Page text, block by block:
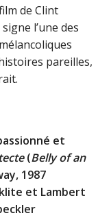
de Clint
l’une des
pareilles,
et
(Belly of an
1987
et Lambert